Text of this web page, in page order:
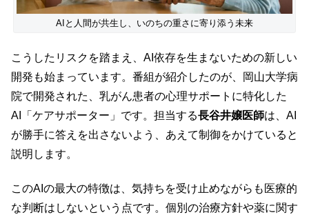
AIと人間が共生し、いのちの重さに寄り添う未来
こうしたリスクを踏まえ、AI依存を生まないための新しい
開発も始まっています。番組が紹介したのが、岡山大学病
院で開発された、乳がん患者の心理サポートに特化した
AI「ケアサポーター」です。担当する長谷井嬢医師は、AI
が勝手に答えを出さないよう、あえて制御をかけていると
説明します。
このAIの最大の特徴は、気持ちを受け止めながらも医療的
な判断はしないという点です。個別の治療方針や薬に関す